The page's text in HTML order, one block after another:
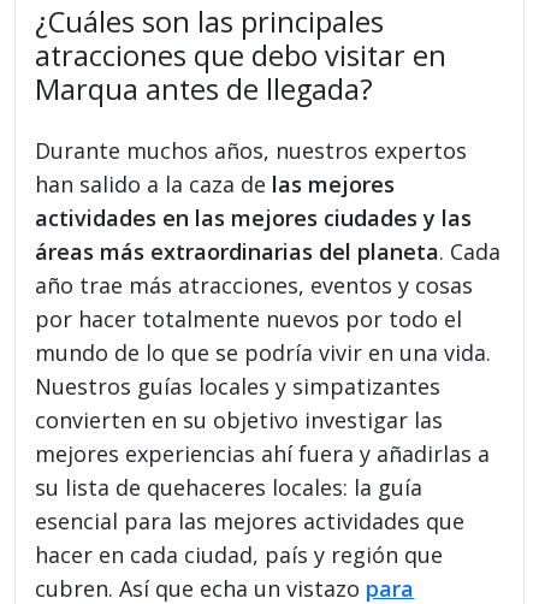
¿Cuáles son las principales
atracciones que debo visitar en
Marqua antes de llegada?
Durante muchos años, nuestros expertos
han salido a la caza de las mejores
actividades en las mejores ciudades y las
áreas más extraordinarias del planeta. Cada
año trae más atracciones, eventos y cosas
por hacer totalmente nuevos por todo el
mundo de lo que se podría vivir en una vida.
Nuestros guías locales y simpatizantes
convierten en su objetivo investigar las
mejores experiencias ahí fuera y añadirlas a
su lista de quehaceres locales: la guía
esencial para las mejores actividades que
hacer en cada ciudad, país y región que
cubren. Así que echa un vistazo para